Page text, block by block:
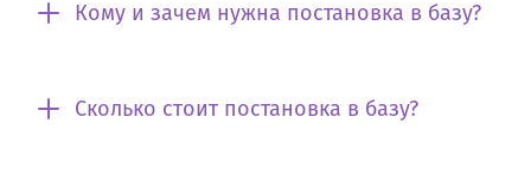
Кому и зачем нужна постановка в базу?
Сколько стоит постановка в базу?